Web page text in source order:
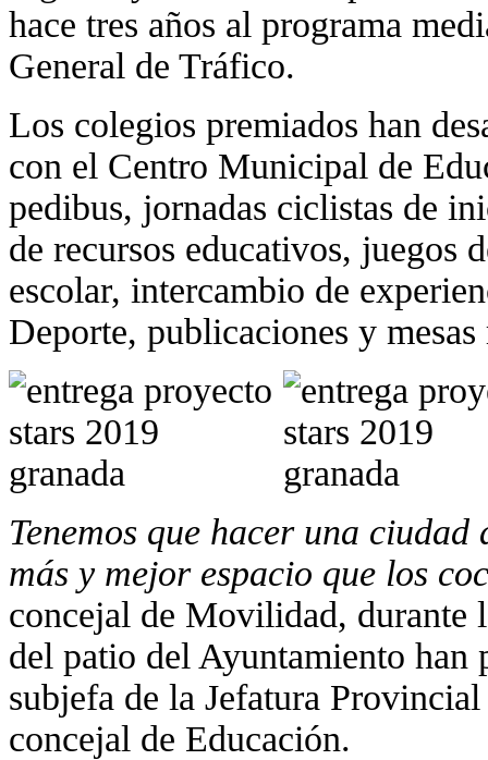
hace tres años al programa
General de Tráfico.
Los colegios premiados han
con el Centro Municipal de
pedibus, jornadas ciclistas de
de recursos educativos, juegos
escolar, intercambio de
Deporte, publicaciones y mesas
Tenemos que hacer una
más y mejor espacio que los
concejal de Movilidad, durante
del patio del Ayuntamiento
subjefa de la Jefatura
concejal de Educación.